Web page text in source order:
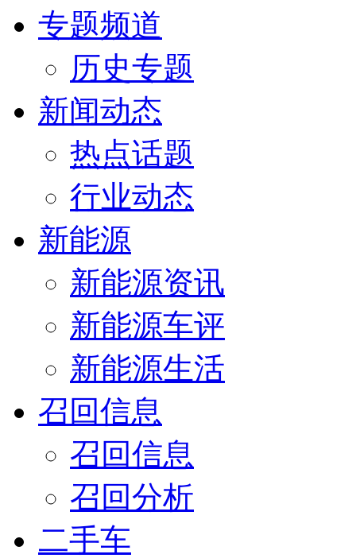
专题频道
历史专题
新闻动态
热点话题
行业动态
新能源
新能源资讯
新能源车评
新能源生活
召回信息
召回信息
召回分析
二手车